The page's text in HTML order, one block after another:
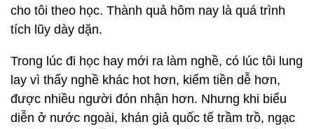
cho tôi theo học. Thành quả hôm nay là quá trình
tích lũy dày dặn.
Trong lúc đi học hay mới ra làm nghề, có lúc tôi lung
lay vì thấy nghề khác hot hơn, kiếm tiền dễ hơn,
được nhiều người đón nhận hơn. Nhưng khi biểu
diễn ở nước ngoài, khán giả quốc tế trầm trồ, ngạc